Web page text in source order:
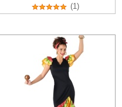
(1)